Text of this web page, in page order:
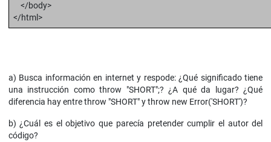
</body>
</html>
a) Busca información en internet y respode: ¿Qué significado tiene
una instrucción como throw "SHORT";? ¿A qué da lugar? ¿Qué
diferencia hay entre throw "SHORT" y throw new Error('SHORT')?
b) ¿Cuál es el objetivo que parecía pretender cumplir el autor del
código?